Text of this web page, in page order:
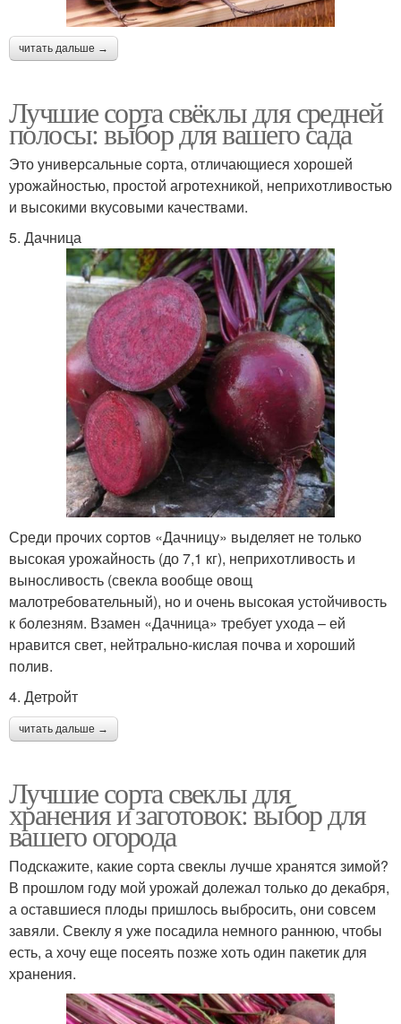
читать дальше →
Лучшие сорта свёклы для средней
полосы: выбор для вашего сада
Это универсальные сорта, отличающиеся хорошей
урожайностью, простой агротехникой, неприхотливостью
и высокими вкусовыми качествами.
5. Дачница
Среди прочих сортов «Дачницу» выделяет не только
высокая урожайность (до 7,1 кг), неприхотливость и
выносливость (свекла вообще овощ
малотребовательный), но и очень высокая устойчивость
к болезням. Взамен «Дачница» требует ухода – ей
нравится свет, нейтрально-кислая почва и хороший
полив.
4. Детройт
читать дальше →
Лучшие сорта свеклы для
хранения и заготовок: выбор для
вашего огорода
Подскажите, какие сорта свеклы лучше хранятся зимой?
В прошлом году мой урожай долежал только до декабря,
а оставшиеся плоды пришлось выбросить, они совсем
завяли. Свеклу я уже посадила немного раннюю, чтобы
есть, а хочу еще посеять позже хоть один пакетик для
хранения.